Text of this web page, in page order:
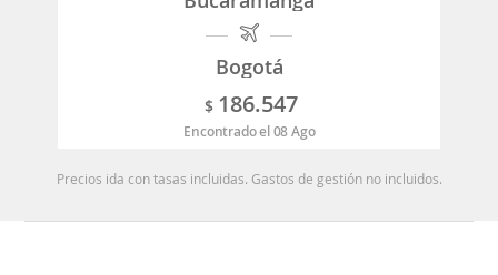
Bogotá
$ 186.547
Encontrado el 08 Ago
Precios ida con tasas incluidas. Gastos de gestión no incluidos.